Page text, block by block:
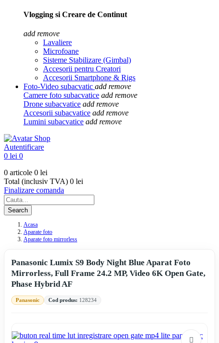
Vlogging si Creare de Continut
add remove
Lavaliere
Microfoane
Sisteme Stabilizare (Gimbal)
Accesorii pentru Creatori
Accesorii Smartphone & Rigs
Foto-Video subacvatic add remove
Camere foto subacvatice add remove
Drone subacvatice add remove
Accesorii subacvatice add remove
Lumini subacvatice add remove
Autentificare
0 lei 0
0 articole 0 lei
Total (inclusiv TVA) 0 lei
Finalizare comanda
Search
Acasa
Aparate foto
Aparate foto mirrorless
Panasonic Lumix S9 Body Night Blue Aparat Foto
Mirrorless, Full Frame 24.2 MP, Video 6K Open Gate,
Phase Hybrid AF
Panasonic Cod produs: 128234